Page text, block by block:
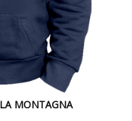
MONTAGNA